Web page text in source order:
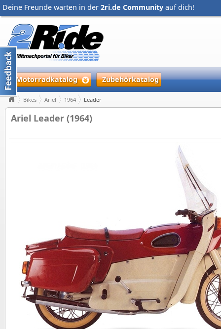
Deine Freunde warten in der 2ri.de Community auf dich!
Motorradkatalog Zubehörkatalog
Bikes Ariel 1964 Leader
Ariel Leader (1964)